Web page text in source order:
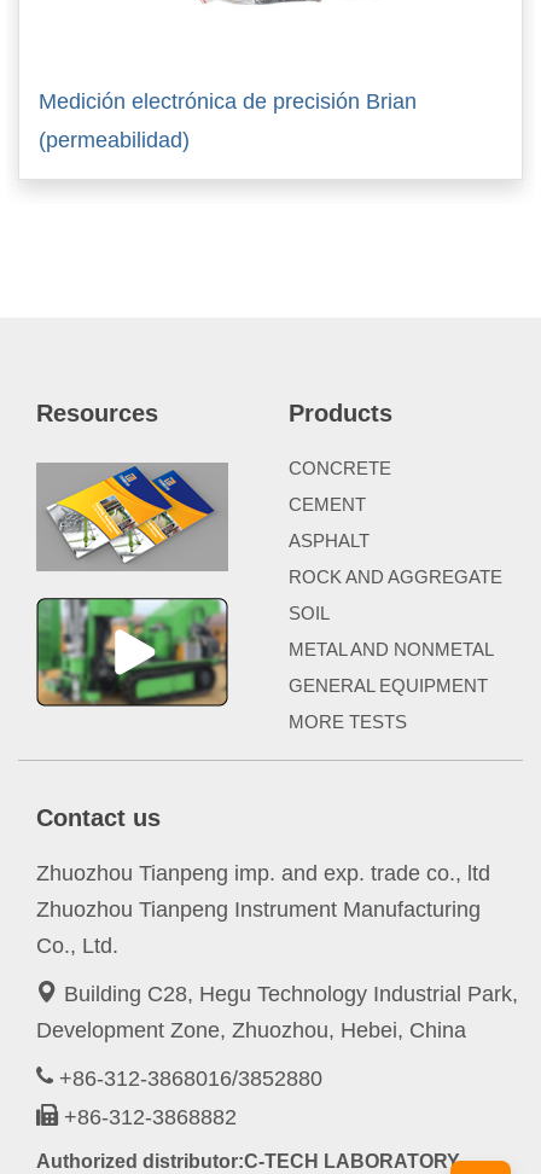
Medición electrónica de precisión Brian
(permeabilidad)
Resources Products
CONCRETE
CEMENT
ASPHALT
ROCK AND AGGREGATE
SOIL
METAL AND NONMETAL
GENERAL EQUIPMENT
MORE TESTS
Contact us
Zhuozhou Tianpeng imp. and exp. trade co., ltd
Zhuozhou Tianpeng Instrument Manufacturing
Co., Ltd.
Building C28, Hegu Technology Industrial Park,
Development Zone, Zhuozhou, Hebei, China
+86-312-3868016/3852880
+86-312-3868882
Authorized distributor:C-TECH LABORATORY